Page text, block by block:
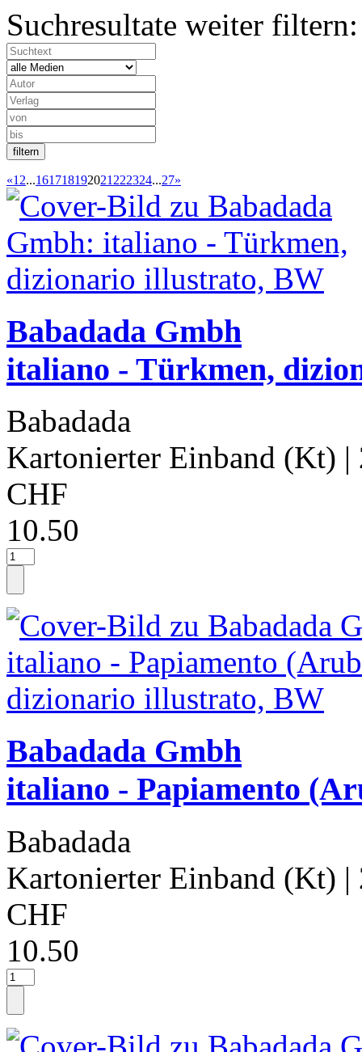
Suchresultate weiter filtern:
«1 2...161718192021 222324...27»
Babadada Gmbh
italiano - Türkmen,
Babadada
Kartonierter Einband (Kt) |
CHF
10.50
Babadada Gmbh
italiano - Papiamento
Babadada
Kartonierter Einband (Kt) |
CHF
10.50